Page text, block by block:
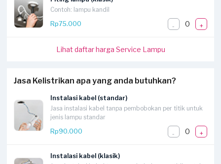
Contoh: lampu kandil
Rp75.000
- 0 +
Lihat daftar harga Service Lampu
Jasa Kelistrikan apa yang anda butuhkan?
Instalasi kabel (standar)
Jasa instalasi kabel tanpa pembobokan per titik untuk
jenis lampu standar
Rp90.000
- 0 +
Instalasi kabel (klasik)